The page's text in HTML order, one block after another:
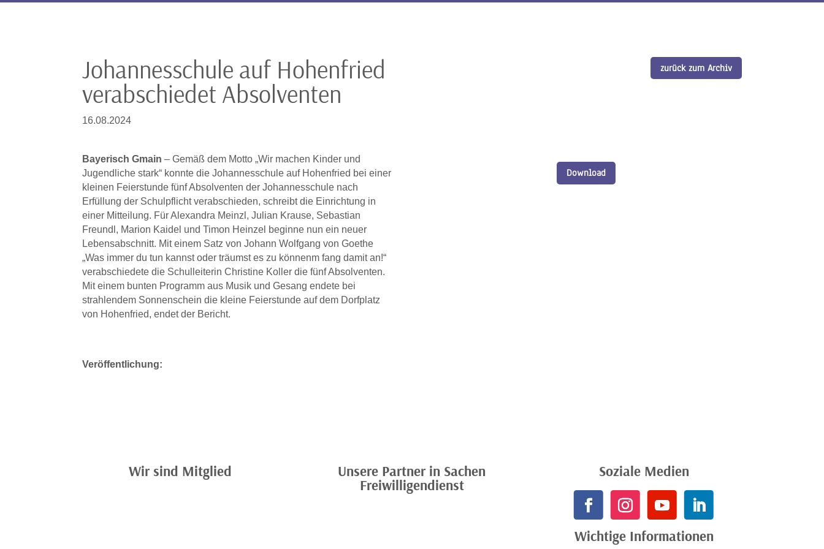
Johannesschule auf Hohenfried
verabschiedet Absolventen
16.08.2024
zurück zum Archiv
Bayerisch Gmain – Gemäß dem Motto „Wir machen Kinder und
Jugendliche stark“ konnte die Johannesschule auf Hohenfried bei einer
kleinen Feierstunde fünf Absolventen der Johannesschule nach
Erfüllung der Schulpflicht verabschieden, schreibt die Einrichtung in
einer Mitteilung. Für Alexandra Meinzl, Julian Krause, Sebastian
Freundl, Marion Kaidel und Timon Heinzel beginne nun ein neuer
Lebensabschnitt. Mit einem Satz von Johann Wolfgang von Goethe
„Was immer du tun kannst oder träumst es zu könnenm fang damit an!“
verabschiedete die Schulleiterin Christine Koller die fünf Absolventen.
Mit einem bunten Programm aus Musik und Gesang endete bei
strahlendem Sonnenschein die kleine Feierstunde auf dem Dorfplatz
von Hohenfried, endet der Bericht.
Veröffentlichung:
Download
Wir sind Mitglied Unsere Partner in Sachen
Freiwilligendienst
Soziale Medien
Wichtige Informationen